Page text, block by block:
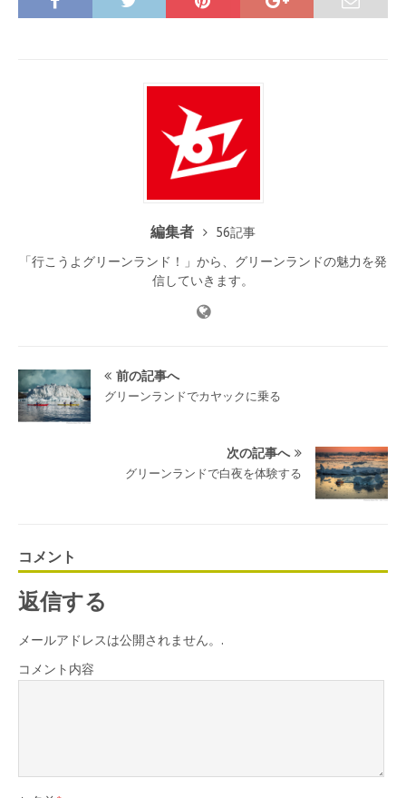
編集者
56記事
「行こうよグリーンランド！」から、グリーンランドの魅力を発
信していきます。
前の記事へ
グリーンランドでカヤックに乗る
次の記事へ
グリーンランドで白夜を体験する
コメント
返信する
メールアドレスは公開されません。.
コメント内容